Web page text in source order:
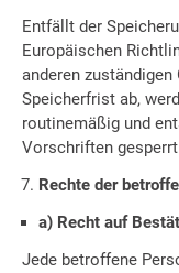
Entfällt der
Europäischen
anderen
Speicherfrist ab,
routinemäßig und
Vorschriften
Rechte der
a) Recht auf
Jede betroffene